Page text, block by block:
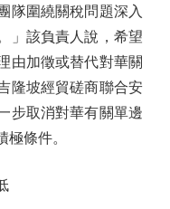
圍繞關稅問題深入
」該負責人說，希望
由加徵或替代對華關
隆坡經貿磋商聯合安
步取消對華有關單邊
條件。